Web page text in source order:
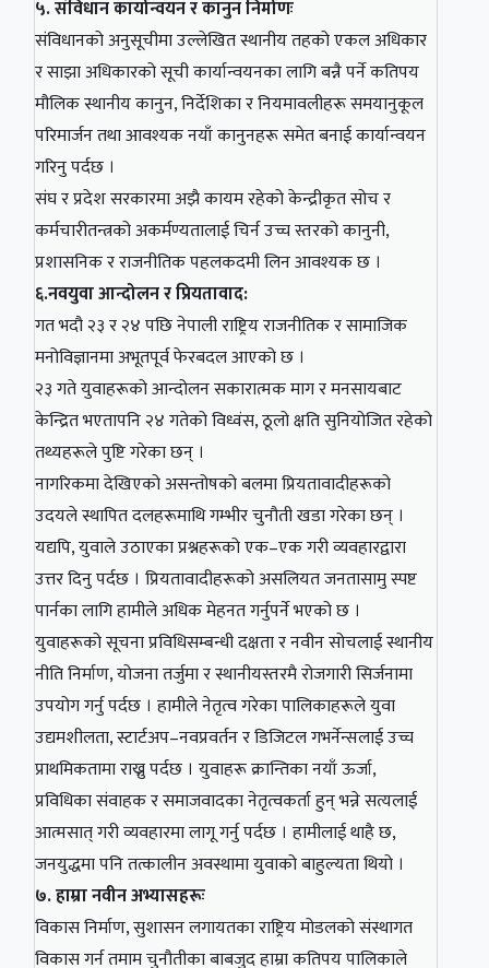
५. संविधान कार्यान्वयन र कानुन निर्माणः
संविधानको अनुसूचीमा उल्लेखित स्थानीय तहको एकल अधिकार
र साझा अधिकारको सूची कार्यान्वयनका लागि बन्नै पर्ने कतिपय
मौलिक स्थानीय कानुन, निर्देशिका र नियमावलीहरू समयानुकूल
परिमार्जन तथा आवश्यक नयाँ कानुनहरू समेत बनाई कार्यान्वयन
गरिनु पर्दछ ।
संघ र प्रदेश सरकारमा अझै कायम रहेको केन्द्रीकृत सोच र
कर्मचारीतन्त्रको अकर्मण्यतालाई चिर्न उच्च स्तरको कानुनी,
प्रशासनिक र राजनीतिक पहलकदमी लिन आवश्यक छ ।
६.नवयुवा आन्दोलन र प्रियतावाद:
गत भदौ २३ र २४ पछि नेपाली राष्ट्रिय राजनीतिक र सामाजिक
मनोविज्ञानमा अभूतपूर्व फेरबदल आएको छ ।
२३ गते युवाहरूको आन्दोलन सकारात्मक माग र मनसायबाट
केन्द्रित भएतापनि २४ गतेको विध्वंस, ठूलो क्षति सुनियोजित रहेको
तथ्यहरूले पुष्टि गरेका छन् ।
नागरिकमा देखिएको असन्तोषको बलमा प्रियतावादीहरूको
उदयले स्थापित दलहरूमाथि गम्भीर चुनौती खडा गरेका छन् ।
यद्यपि, युवाले उठाएका प्रश्नहरूको एक–एक गरी व्यवहारद्वारा
उत्तर दिनु पर्दछ । प्रियतावादीहरूको असलियत जनतासामु स्पष्ट
पार्नका लागि हामीले अधिक मेहनत गर्नुपर्ने भएको छ ।
युवाहरूको सूचना प्रविधिसम्बन्धी दक्षता र नवीन सोचलाई स्थानीय
नीति निर्माण, योजना तर्जुमा र स्थानीयस्तरमै रोजगारी सिर्जनामा
उपयोग गर्नु पर्दछ । हामीले नेतृत्व गरेका पालिकाहरूले युवा
उद्यमशीलता, स्टार्टअप–नवप्रवर्तन र डिजिटल गभर्नेन्सलाई उच्च
प्राथमिकतामा राख्नु पर्दछ । युवाहरू क्रान्तिका नयाँ ऊर्जा,
प्रविधिका संवाहक र समाजवादका नेतृत्वकर्ता हुन् भन्ने सत्यलाई
आत्मसात् गरी व्यवहारमा लागू गर्नु पर्दछ । हामीलाई थाहै छ,
जनयुद्धमा पनि तत्कालीन अवस्थामा युवाको बाहुल्यता थियो ।
७. हाम्रा नवीन अभ्यासहरूः
विकास निर्माण, सुशासन लगायतका राष्ट्रिय मोडलको संस्थागत
विकास गर्न तमाम चुनौतीका बाबजुद हाम्रा कतिपय पालिकाले